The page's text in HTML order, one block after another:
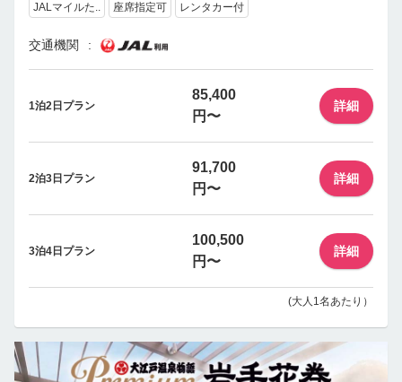
JALマイルた.. 座席指定可 レンタカー付
交通機関
1泊2日プラン
85,400
円〜
詳細
2泊3日プラン
91,700
円〜
詳細
3泊4日プラン
100,500
円〜
詳細
(大人1名あたり）